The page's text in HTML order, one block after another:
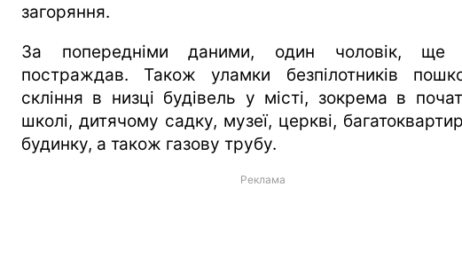
загоряння.
За попередніми даними, один чоловік, ще
постраждав. Також уламки безпілотників
скління в низці будівель у місті, зокрема в
школі, дитячому садку, музеї, церкві,
будинку, а також газову трубу.
Реклама